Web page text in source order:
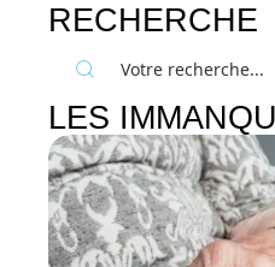
RECHERCHE
LES